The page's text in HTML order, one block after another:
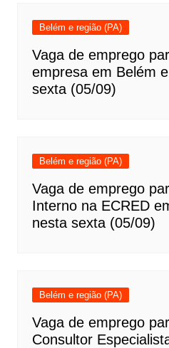
Belém e região (PA)
Vaga de emprego
empresa em Belém
sexta (05/09)
Belém e região (PA)
Vaga de emprego
Interno na ECRED
nesta sexta (05/09)
Belém e região (PA)
Vaga de emprego
Consultor